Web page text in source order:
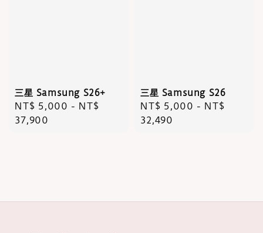
三星 Samsung S26+
Regular
price
NT$ 5,000 - NT$
37,900
三星 Samsung S26
Regular
price
NT$ 5,000 - NT$
32,490